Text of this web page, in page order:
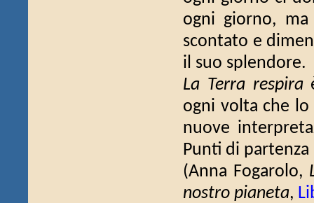
ogni giorno,
scontato e
il suo splendore.
La Terra respira
ogni volta che
nuove
Punti di
(Anna Fogarolo,
nostro pianeta,